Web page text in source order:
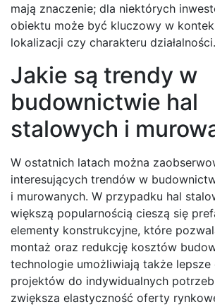
mają znaczenie; dla niektórych
obiektu może być kluczowy w
lokalizacji czy charakteru działalności.
Jakie są trendy w
budownictwie hal
stalowych i
W ostatnich latach można
interesujących trendów w
i murowanych. W przypadku hal
większą popularnością cieszą się
elementy konstrukcyjne, które
montaż oraz redukcję kosztów
technologie umożliwiają także lepsze
projektów do indywidualnych
zwiększa elastyczność oferty